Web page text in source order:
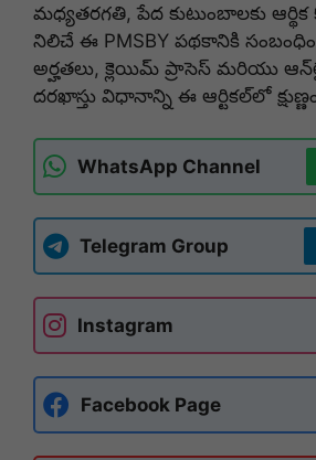
మధ్యతరగతి, పేద కుటుంబాలకు
నిలిచే ఈ PMSBY పథకానికి
అర్హతలు, క్లెయిమ్ ప్రాసెస్ మరియు
దరఖాస్తు విధానాన్ని ఈ ఆర్టికల్‌లో
WhatsApp Channel
Telegram Group
Instagram
Facebook Page